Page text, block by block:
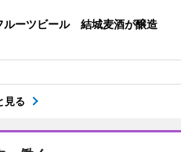
ルーツビール 結城麦酒が醸造
見る